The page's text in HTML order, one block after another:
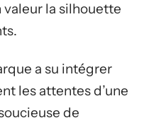
la silhouette
a su intégrer
les attentes d’une
de